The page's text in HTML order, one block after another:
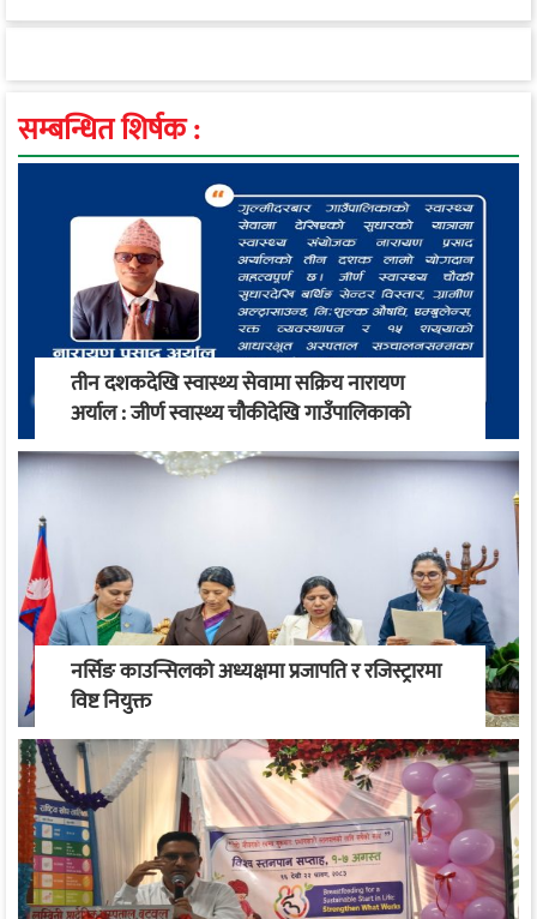
सम्बन्धित शिर्षक :
तीन दशकदेखि स्वास्थ्य सेवामा सक्रिय नारायण
अर्याल : जीर्ण स्वास्थ्य चौकीदेखि गाउँपालिकाको
स्वास्थ्य रूपान्तरण सम्म
नर्सिङ काउन्सिलको अध्यक्षमा प्रजापति र रजिस्ट्रारमा
विष्ट नियुक्त